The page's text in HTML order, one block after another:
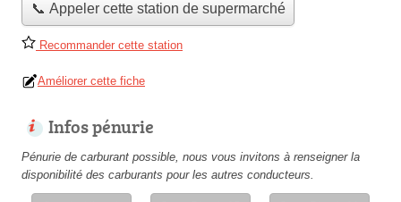
📞 Appeler cette station de supermarché
Recommander cette station
Améliorer cette fiche
Infos pénurie
Pénurie de carburant possible, nous vous invitons à renseigner la
disponibilité des carburants pour les autres conducteurs.